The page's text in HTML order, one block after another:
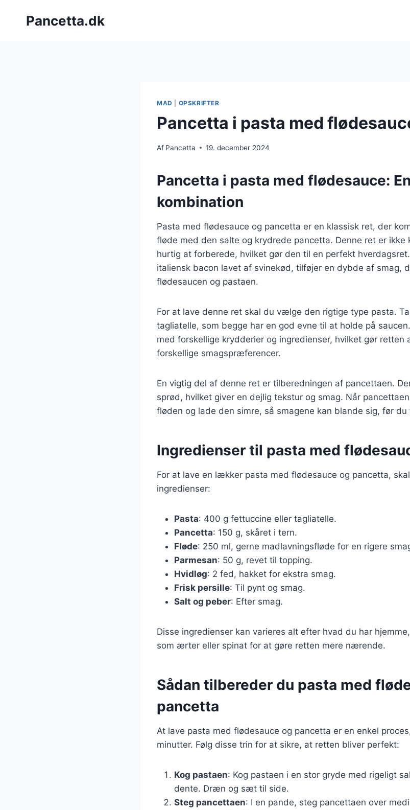
Pancetta.dk
MAD OPSKRIFTER
Pancetta i pasta med
Af Pancetta 19. december 2024
Pancetta i pasta med flødesauce:
kombination
Pasta med flødesauce og pancetta er en klassisk ret, der
fløde med den salte og krydrede pancetta. Denne ret er ikke
hurtig at forberede, hvilket gør den til en perfekt
italiensk bacon lavet af svinekød, tilføjer en dybde af smag,
flødesaucen og pastaen.
For at lave denne ret skal du vælge den rigtige type pasta.
tagliatelle, som begge har en god evne til at holde på
med forskellige krydderier og ingredienser, hvilket gør retten
forskellige smagspræferencer.
En vigtig del af denne ret er tilberedningen af pancettaen.
sprød, hvilket giver en dejlig tekstur og smag. Når
fløden og lade den simre, så smagene kan blande sig, før
Ingredienser til pasta med
For at lave en lækker pasta med flødesauce og pancetta,
ingredienser:
Pasta: 400 g fettuccine eller tagliatelle.
Pancetta: 150 g, skåret i tern.
Fløde: 250 ml, gerne madlavningsfløde for en rigere
Parmesan: 50 g, revet til topping.
Hvidløg: 2 fed, hakket for ekstra smag.
Frisk persille: Til pynt og smag.
Salt og peber: Efter smag.
Disse ingredienser kan varieres alt efter hvad du har
som ærter eller spinat for at gøre retten mere nærende.
Sådan tilbereder du pasta med
pancetta
At lave pasta med flødesauce og pancetta er en enkel
minutter. Følg disse trin for at sikre, at retten bliver perfekt:
Kog pastaen: Kog pastaen i en stor gryde med rigeligt
dente. Dræn og sæt til side.
Steg pancettaen: I en pande, steg pancettaen over